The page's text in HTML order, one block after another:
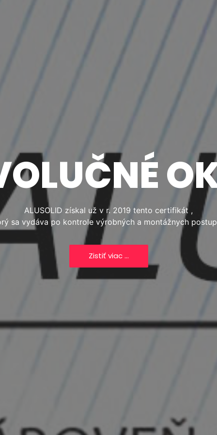
ALUSOLID získal už v r. 2019 tento certifikát ,
sa vydáva po kontrole výrobných a montážnych
Zistiť viac ...